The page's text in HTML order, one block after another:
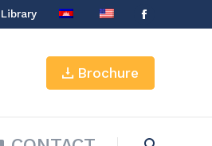
Library
Facebook
opens
in
Brochure
CONTACT Search: